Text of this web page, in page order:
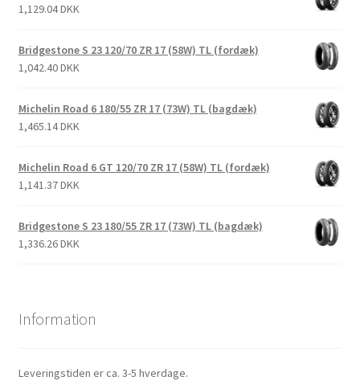
1,129.04 DKK
Bridgestone S 23 120/70 ZR 17 (58W) TL (fordæk)
1,042.40 DKK
Michelin Road 6 180/55 ZR 17 (73W) TL (bagdæk)
1,465.14 DKK
Michelin Road 6 GT 120/70 ZR 17 (58W) TL (fordæk)
1,141.37 DKK
Bridgestone S 23 180/55 ZR 17 (73W) TL (bagdæk)
1,336.26 DKK
Information
Leveringstiden er ca. 3-5 hverdage.